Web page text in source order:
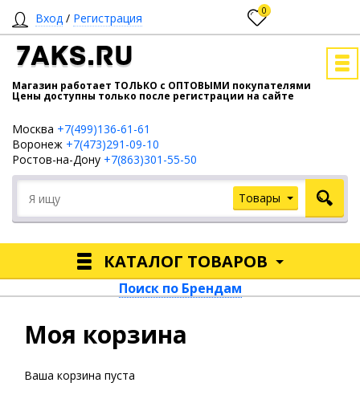
Вход / Регистрация 0
7AKS.RU
Магазин работает ТОЛЬКО с ОПТОВЫМИ покупателями
Цены доступны только после регистрации на сайте
Москва +7(499)136-61-61
Воронеж +7(473)291-09-10
Ростов-на-Дону +7(863)301-55-50
Товары
КАТАЛОГ ТОВАРОВ
Поиск по Брендам
Моя корзина
Ваша корзина пуста